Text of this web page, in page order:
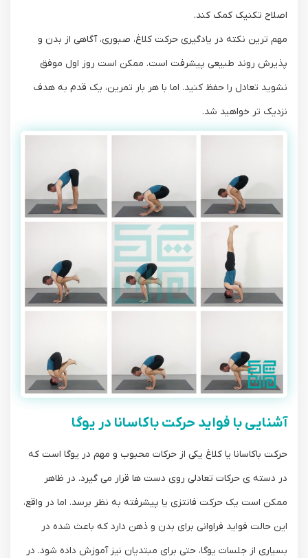
اصلاح تکنیک کمک کند.
مهم ‌ترین نکته در یادگیری حرکت کلاغ، صبوری، آگاهی از بدن و
پذیرش روند طبیعی پیشرفت است. ممکن است روز اول موفق
نشوید تعادل را حفظ کنید. اما با هر بار تمرین، یک قدم به هدف
نزدیک‌ تر خواهید شد.
آشنایی با فواید حرکت باکاسانا در یوگا
حرکت باکاسانا یا کلاغ یکی از حرکات محبوب و مهم در یوگا است که
در دسته‌ ی حرکات تعادلی روی دست‌ ها قرار می‌ گیرد. در ظاهر
ممکن است یک حرکت فانتزی یا پیشرفته به نظر برسد. اما در واقع،
این حالت فواید فراوانی برای بدن و ذهن دارد که باعث شده در
بسیاری از جلسات یوگا، حتی برای مبتدیان نیز آموزش داده شود. در